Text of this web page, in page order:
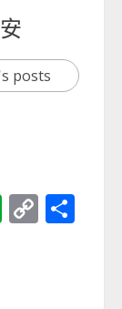
posts
Evernote
Copy